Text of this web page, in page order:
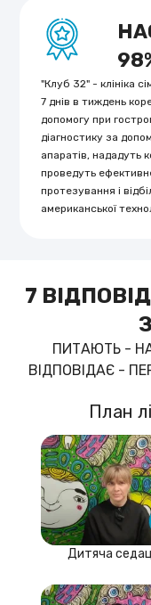
"Клуб 32" - клініка
7 днів в тиждень
допомогу при
діагностику за
апаратів, нададуть
проведуть
протезування і
американської
7
ПИТАЮТЬ -
ВІДПОВІДАЄ -
Дитяча
План